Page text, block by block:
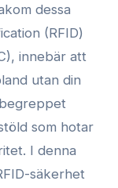
dessa
(RFID)
innebär att
utan din
som hotar
I denna
säkerhet